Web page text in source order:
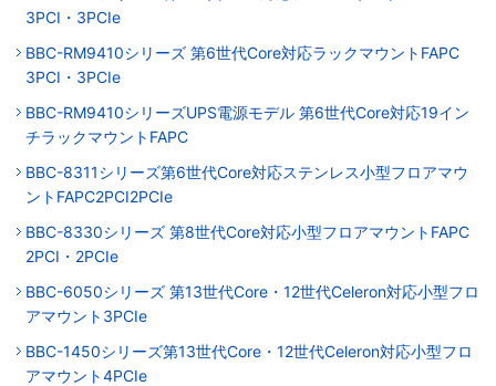
3PCI・3PCIe
BBC-RM9410シリーズ 第6世代Core対応ラックマウントFAPC
3PCI・3PCIe
BBC-RM9410シリーズUPS電源モデル 第6世代Core対応19イン
チラックマウントFAPC
BBC-8311シリーズ第6世代Core対応ステンレス小型フロアマウ
ントFAPC2PCI2PCIe
BBC-8330シリーズ 第8世代Core対応小型フロアマウントFAPC
2PCI・2PCIe
BBC-6050シリーズ 第13世代Core・12世代Celeron対応小型フロ
アマウント3PCIe
BBC-1450シリーズ第13世代Core・12世代Celeron対応小型フロ
アマウント4PCIe